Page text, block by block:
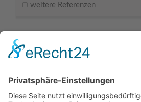
weitere Referenzen
Kontaktdaten
Hünting Bauelemente GmbH